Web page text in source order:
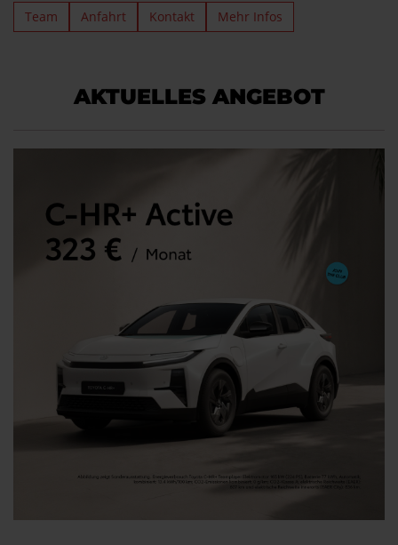
Team Anfahrt Kontakt Mehr Infos
AKTUELLES ANGEBOT